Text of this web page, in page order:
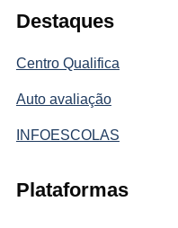
Destaques
Centro Qualifica
Auto avaliação
INFOESCOLAS
Plataformas